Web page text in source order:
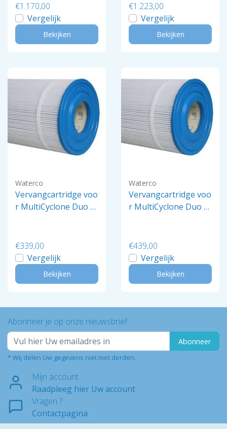
€1.170,00
Vergelijk
Bekijken
€1.223,00
Vergelijk
Bekijken
Waterco
Vervangcartridge voo
r MultiCyclone Duo 1
€339,00
Vergelijk
Bekijken
Waterco
Vervangcartridge voo
r MultiCyclone Duo 2
€439,00
Vergelijk
Bekijken
Abonneer je op onze nieuwsbrief
Abonneer
* Wij delen Uw gegevens niet met derden.
Mijn account
Raadpleeg hier Uw account
Vragen ?
Contactpagina